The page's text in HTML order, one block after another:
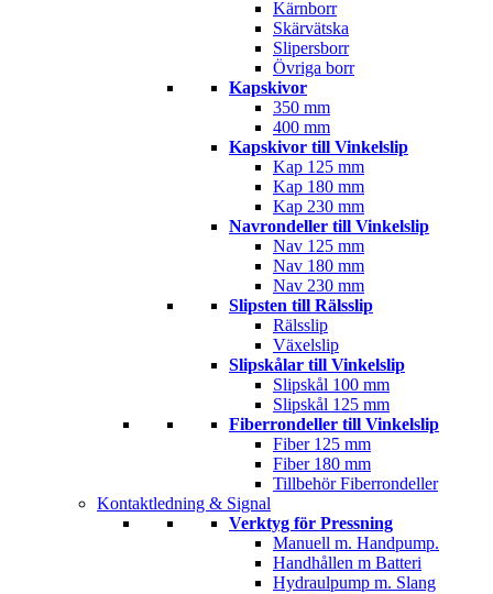
Kärnborr
Skärvätska
Slipersborr
Övriga borr
Kapskivor
350 mm
400 mm
Kapskivor till Vinkelslip
Kap 125 mm
Kap 180 mm
Kap 230 mm
Navrondeller till Vinkelslip
Nav 125 mm
Nav 180 mm
Nav 230 mm
Slipsten till Rälsslip
Rälsslip
Växelslip
Slipskålar till Vinkelslip
Slipskål 100 mm
Slipskål 125 mm
Fiberrondeller till Vinkelslip
Fiber 125 mm
Fiber 180 mm
Tillbehör Fiberrondeller
Kontaktledning & Signal
Verktyg för Pressning
Manuell m. Handpump.
Handhållen m Batteri
Hydraulpump m. Slang